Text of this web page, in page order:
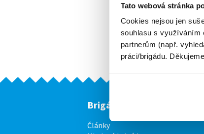
Tato webová stránka
Cookies nejsou jen
souhlasu s využíváním
partnerům (např.
práci/brigádu.
Brigádníci
Články